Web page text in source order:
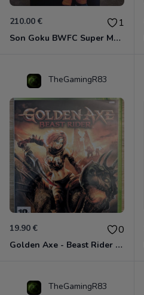
210.00 € 1
Son Goku BWFC Super Master Stars
TheGamingR83
19.90 € 0
Golden Axe - Beast Rider Xbox 360
TheGamingR83